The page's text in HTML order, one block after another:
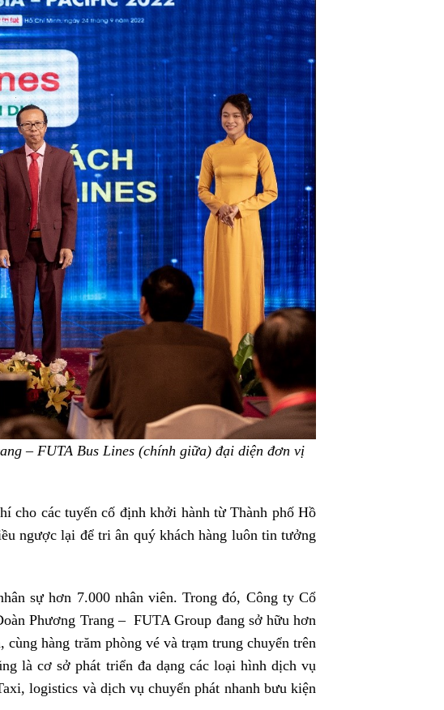
– FUTA Bus Lines (chính giữa) đại diện đơn vị
các tuyến cố định khởi hành từ Thành phố Hồ
ngược lại để tri ân quý khách hàng luôn tin tưởng
sự hơn 7.000 nhân viên. Trong đó, Công ty Cổ
Phương Trang – FUTA Group đang sở hữu hơn
hàng trăm phòng vé và trạm trung chuyển trên
là cơ sở phát triển đa dạng các loại hình dịch vụ
logistics và dịch vụ chuyển phát nhanh bưu kiện